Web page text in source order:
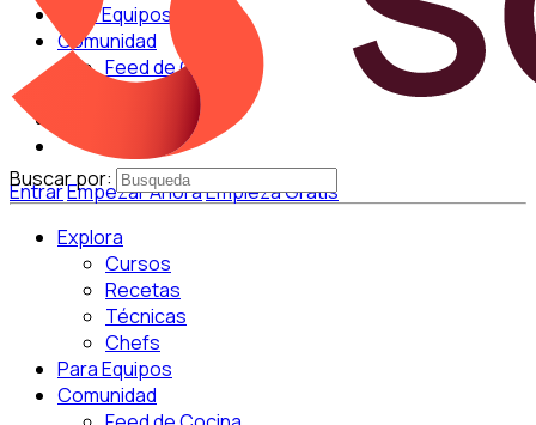
Para Equipos
Comunidad
Feed de Cocina
EntrarEmpezar AhoraEmpieza Gratis
Buscar por:
Explora
Cursos
Recetas
Técnicas
Chefs
Para Equipos
Comunidad